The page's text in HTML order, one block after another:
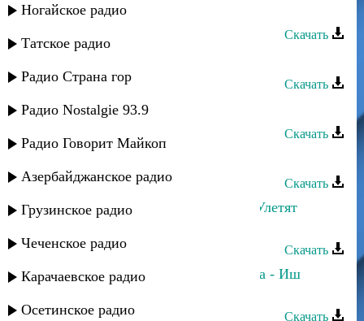
Ногайское радио
Татское радио
Радио Страна гор
Радио Nostalgie 93.9
Радио Говорит Майкоп
Азербайджанское радио
Грузинское радио
Чеченское радио
Карачаевское радио
Осетинское радио
Роза Максумова - Мысли о тебе
Скачать
Скачать
Заур Асевов - Мысли о тебе
Скачать
Скачать
Руслан Гасанов и Лаура Алиева - Улетят
Скачать
Хаир Шахов и Джамиля Кафланова - Иш
Скачать